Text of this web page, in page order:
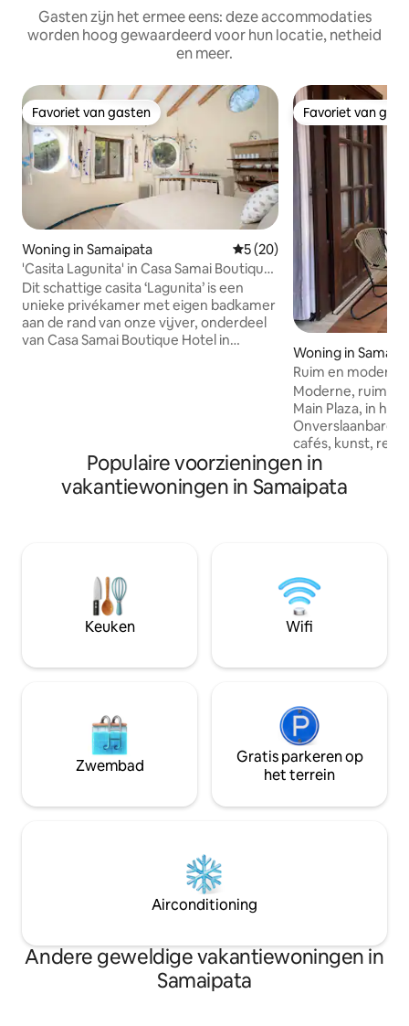
Gasten zijn het ermee eens: deze accommodaties
worden hoog gewaardeerd voor hun locatie, netheid
en meer.
Favoriet van gasten
Favoriet van gasten
Woning in Samaipata Gemiddelde beoordeling
5 (20)
'Casita Lagunita' in Casa Samai Boutique
Hotel
Dit schattige casita ‘Lagunita’ is een
unieke privékamer met eigen badkamer
aan de rand van onze vijver, onderdeel
van Casa Samai Boutique Hotel in
kitchenette met fornuis, een
waterkoker en een koelkast. Een terras
aan de voor- en achterzijde biedt
Favoriet van
Favoriet van
Woning in
Ruim en modern
centraal gebied
Moderne, ruime
Main Plaza, in het
Onverslaanbare
cafés, kunst,
opties) en bars. 🏠 Interieur in
appartementstijl
badkamers en
fitnessruimte,
rondleidingen op
afstand. De perfecte balans tussen
comfort en
Populaire voorzieningen in
vakantiewoningen in Samaipata
Keuken Wifi
Zwembad
Gratis parkeren op
het terrein
Airconditioning
Andere geweldige vakantiewoningen in
Samaipata